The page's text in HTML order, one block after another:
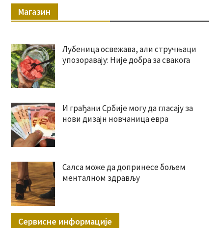
Магазин
Лубеница освежава, али стручњаци
упозоравају: Није добра за свакога
И грађани Србије могу да гласају за
нови дизајн новчаница евра
Салса може да допринесе бољем
менталном здрављу
Сервисне информације